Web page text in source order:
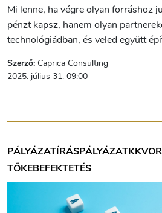
Mi lenne, ha végre olyan forráshoz
pénzt kapsz, hanem olyan
technológiádban, és veled együtt
Szerző: Caprica Consulting
2025. július 31. 09:00
PÁLYÁZATÍRÁSPÁLYÁZATKKV
TŐKEBEFEKTETÉS